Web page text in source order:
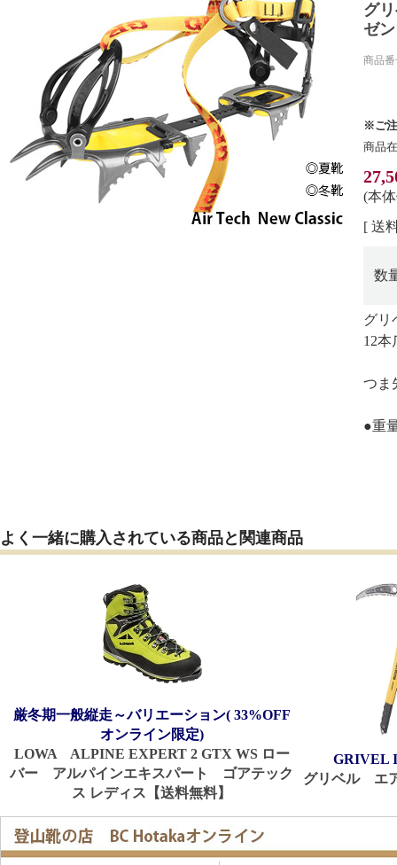
グ
ゼ
商品
※ご
商品
(本
[ 送
数
グリ
12本
つま
●重
よく一緒に購入されている商品と関連商品
厳冬期一般縦走～バリエーション( 33%OFF
オンライン限定)
LOWA ALPINE EXPERT 2 GTX WS ロー
バー アルパインエキスパート ゴアテック
ス レディス【送料無料】
GRIVEL
グリベル エ